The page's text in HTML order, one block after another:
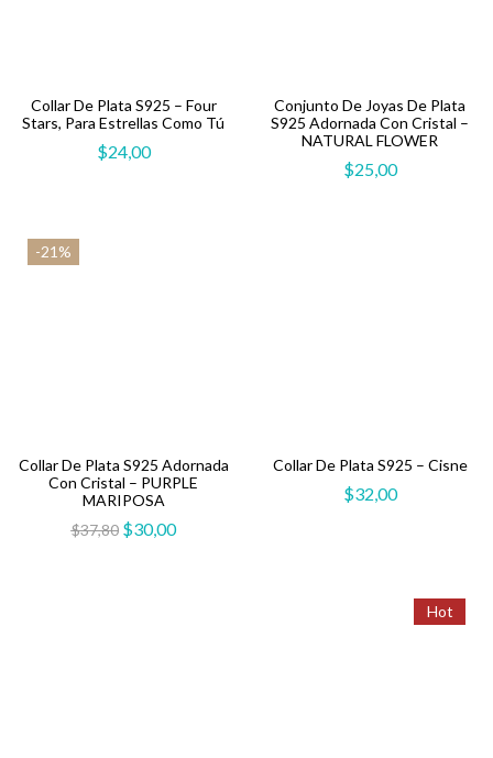
Collar De Plata S925 – Four
Stars, Para Estrellas Como Tú
$24,00
Conjunto De Joyas De Plata
S925 Adornada Con Cristal –
NATURAL FLOWER
$25,00
-21%
Collar De Plata S925 Adornada
Con Cristal – PURPLE
MARIPOSA
$37,80 $30,00
Collar De Plata S925 – Cisne
$32,00
Hot